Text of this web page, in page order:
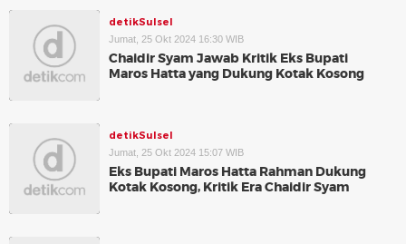
detikSulsel
Jumat, 25 Okt 2024 16:30 WIB
Chaidir Syam Jawab Kritik Eks Bupati
Maros Hatta yang Dukung Kotak Kosong
detikSulsel
Jumat, 25 Okt 2024 15:07 WIB
Eks Bupati Maros Hatta Rahman Dukung
Kotak Kosong, Kritik Era Chaidir Syam